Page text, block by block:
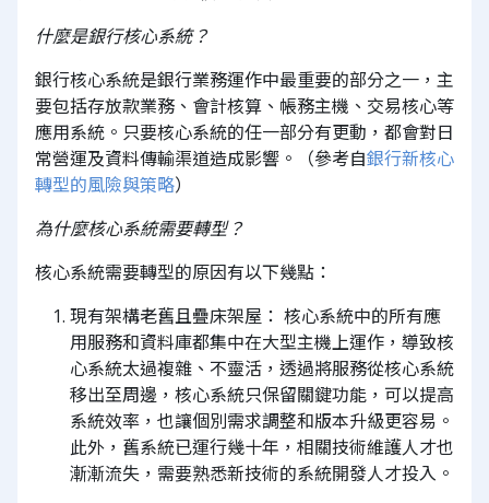
什麼是銀行核心系統？
銀行核心系統是銀行業務運作中最重要的部分之一，主
要包括存放款業務、會計核算、帳務主機、交易核心等
應用系統。只要核心系統的任一部分有更動，都會對日
常營運及資料傳輸渠道造成影響。（參考自銀行新核心
轉型的風險與策略）
為什麼核心系統需要轉型？
核心系統需要轉型的原因有以下幾點：
現有架構老舊且疊床架屋： 核心系統中的所有應
用服務和資料庫都集中在大型主機上運作，導致核
心系統太過複雜、不靈活，透過將服務從核心系統
移出至周邊，核心系統只保留關鍵功能，可以提高
系統效率，也讓個別需求調整和版本升級更容易。
此外，舊系統已運行幾十年，相關技術維護人才也
漸漸流失，需要熟悉新技術的系統開發人才投入。